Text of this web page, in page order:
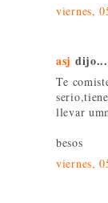
viernes,
asj dijo...
Te
llevar
besos
viernes,